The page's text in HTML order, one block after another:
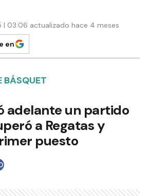
| 03:06 actualizado hace 4 meses
en
BÁSQUET
adelante un partido
a Regatas y
puesto